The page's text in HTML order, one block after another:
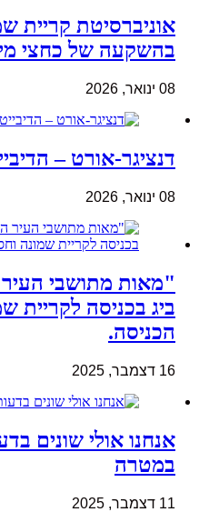
אוניברסיטת קריית
בהשקעה של כחצי
08 ינואר, 2026
דנציגר-אורט –
08 ינואר, 2026
"מאות מתושבי העיר
ביג בכניסה לקריית
הכניסה.
16 דצמבר, 2025
אנחנו אולי שונים
במטרה
11 דצמבר, 2025